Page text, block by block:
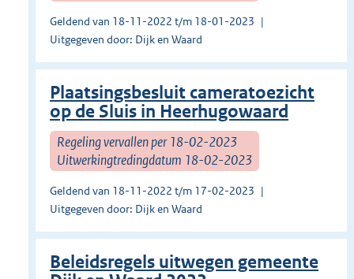
Geldend van 18-11-2022 t/m 18-01-2023
Uitgegeven door: Dijk en Waard
Plaatsingsbesluit cameratoezicht
op de Sluis in Heerhugowaard
Regeling vervallen per 18-02-2023
Uitwerkingtredingdatum 18-02-2023
Geldend van 18-11-2022 t/m 17-02-2023
Uitgegeven door: Dijk en Waard
Beleidsregels uitwegen gemeente